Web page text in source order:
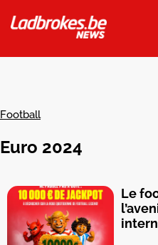
Football
Euro 2024
Le